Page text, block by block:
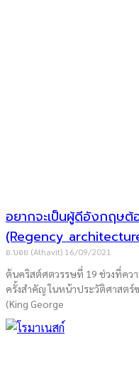
อยากจะเป็นผู้ดีอังกฤษ
(Regency
อ.บอย (Athavit) 16/09/2021
ต้นคริสต์ศตวรรษที่ 19 ช่วงที่คว
ครั้งสำคัญ ในหน้าประวัติศาสตร์
(King George